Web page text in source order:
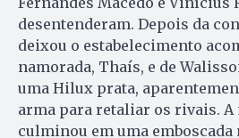
desentenderam. Depois da
deixou o estabelecimento
namorada, Thaís, e de
uma Hilux prata,
arma para retaliar os rivais. A
culminou em uma emboscada